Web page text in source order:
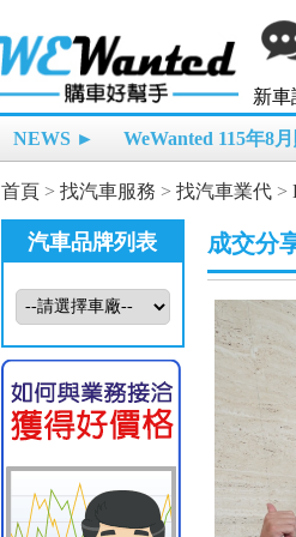
新車
NEWS ► WeWanted 115年8
首頁 > 找汽車服務 > 找汽車業代 >
汽車品牌列表 成交分